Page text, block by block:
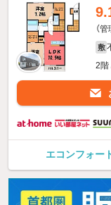
（
敷
2階
エコンフォー